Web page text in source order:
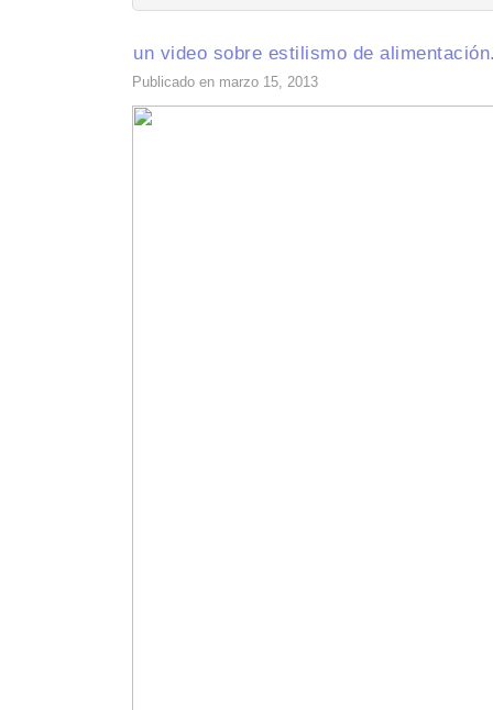
un video sobre estilismo de
Publicado en marzo 15, 2013